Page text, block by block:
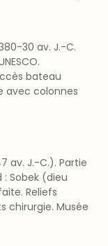
30 av. J.-C.
bateau
avec colonnes
av. J.-C.). Partie
: Sobek (dieu
Reliefs
chirurgie. Musée